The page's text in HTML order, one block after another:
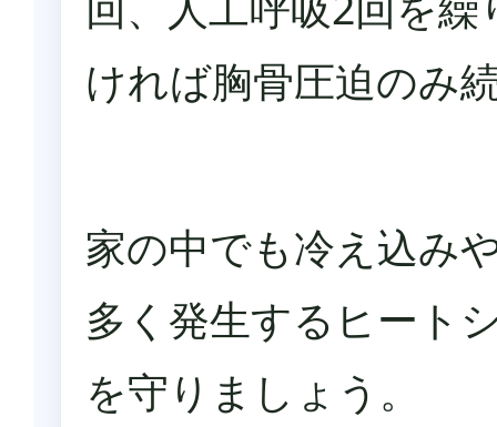
ければ胸骨圧迫のみ
家の中でも冷え込み
多く発生するヒート
を守りましょう。